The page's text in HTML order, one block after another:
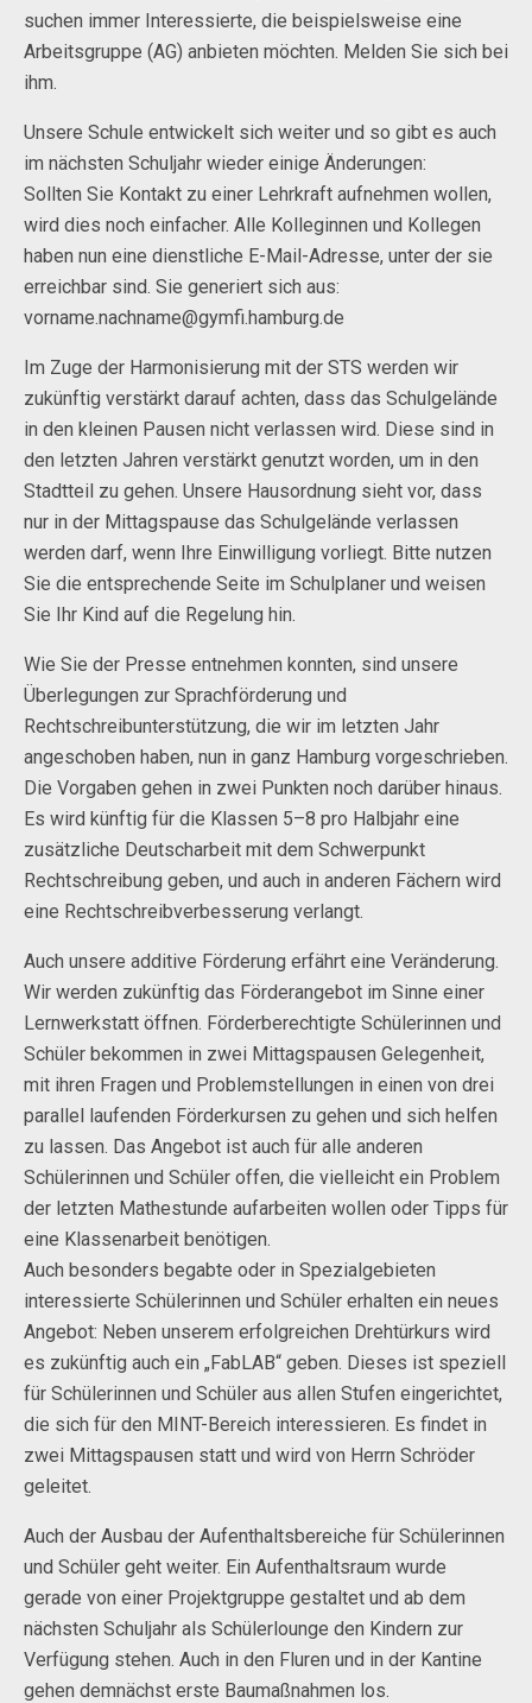
suchen immer Interessierte, die beispielsweise eine
Arbeitsgruppe (AG) anbieten möchten. Melden Sie sich bei
ihm.
Unsere Schule entwickelt sich weiter und so gibt es auch
im nächsten Schuljahr wieder einige Änderungen:
Sollten Sie Kontakt zu einer Lehrkraft aufnehmen wollen,
wird dies noch einfacher. Alle Kolleginnen und Kollegen
haben nun eine dienstliche E-Mail-Adresse, unter der sie
erreichbar sind. Sie generiert sich aus:
vorname.nachname@gymfi.hamburg.de
Im Zuge der Harmonisierung mit der STS werden wir
zukünftig verstärkt darauf achten, dass das Schulgelände
in den kleinen Pausen nicht verlassen wird. Diese sind in
den letzten Jahren verstärkt genutzt worden, um in den
Stadtteil zu gehen. Unsere Hausordnung sieht vor, dass
nur in der Mittagspause das Schulgelände verlassen
werden darf, wenn Ihre Einwilligung vorliegt. Bitte nutzen
Sie die entsprechende Seite im Schulplaner und weisen
Sie Ihr Kind auf die Regelung hin.
Wie Sie der Presse entnehmen konnten, sind unsere
Überlegungen zur Sprachförderung und
Rechtschreibunterstützung, die wir im letzten Jahr
angeschoben haben, nun in ganz Hamburg vorgeschrieben.
Die Vorgaben gehen in zwei Punkten noch darüber hinaus.
Es wird künftig für die Klassen 5–8 pro Halbjahr eine
zusätzliche Deutscharbeit mit dem Schwerpunkt
Rechtschreibung geben, und auch in anderen Fächern wird
eine Rechtschreibverbesserung verlangt.
Auch unsere additive Förderung erfährt eine Veränderung.
Wir werden zukünftig das Förderangebot im Sinne einer
Lernwerkstatt öffnen. Förderberechtigte Schülerinnen und
Schüler bekommen in zwei Mittagspausen Gelegenheit,
mit ihren Fragen und Problemstellungen in einen von drei
parallel laufenden Förderkursen zu gehen und sich helfen
zu lassen. Das Angebot ist auch für alle anderen
Schülerinnen und Schüler offen, die vielleicht ein Problem
der letzten Mathestunde aufarbeiten wollen oder Tipps für
eine Klassenarbeit benötigen.
Auch besonders begabte oder in Spezialgebieten
interessierte Schülerinnen und Schüler erhalten ein neues
Angebot: Neben unserem erfolgreichen Drehtürkurs wird
es zukünftig auch ein „FabLAB“ geben. Dieses ist speziell
für Schülerinnen und Schüler aus allen Stufen eingerichtet,
die sich für den MINT-Bereich interessieren. Es findet in
zwei Mittagspausen statt und wird von Herrn Schröder
geleitet.
Auch der Ausbau der Aufenthaltsbereiche für Schülerinnen
und Schüler geht weiter. Ein Aufenthaltsraum wurde
gerade von einer Projektgruppe gestaltet und ab dem
nächsten Schuljahr als Schülerlounge den Kindern zur
Verfügung stehen. Auch in den Fluren und in der Kantine
gehen demnächst erste Baumaßnahmen los.